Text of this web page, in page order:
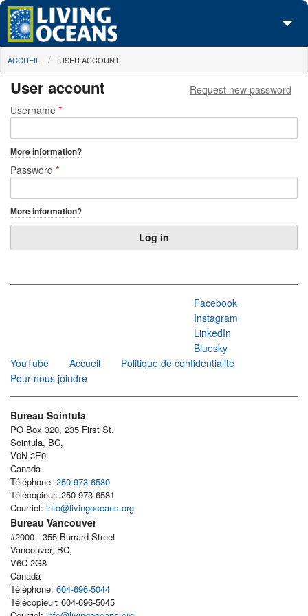
Skip to main content
À propos de nous
Nos campagnes
Les Cartes
You are here
ACCUEIL USER ACCOUNT
User account
Primary tabs
Request new password
Username *
More information?
Password *
More information?
Facebook
Instagram
LinkedIn
Bluesky
YouTube
Accueil
Politique de confidentialité
Pour nous joindre
Bureau Sointula
PO Box 320, 235 First St.
Sointula, BC,
V0N 3E0
Canada
Téléphone: 250-973-6580
Télécopieur: 250-973-6581
Courriel: info@livingoceans.org
Bureau Vancouver
#2000 - 355 Burrard Street
Vancouver, BC,
V6C 2G8
Canada
Téléphone: 604-696-5044
Télécopieur: 604-696-5045